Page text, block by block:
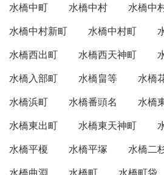
水橋中町
水橋中村
水橋中
水橋中村新町
水橋中村町
水橋西出町
水橋西天神町
水橋入部町
水橋畠等
水橋
水橋浜町
水橋番頭名
水橋
水橋東出町
水橋東天神町
水橋平榎
水橋平塚 水橋二